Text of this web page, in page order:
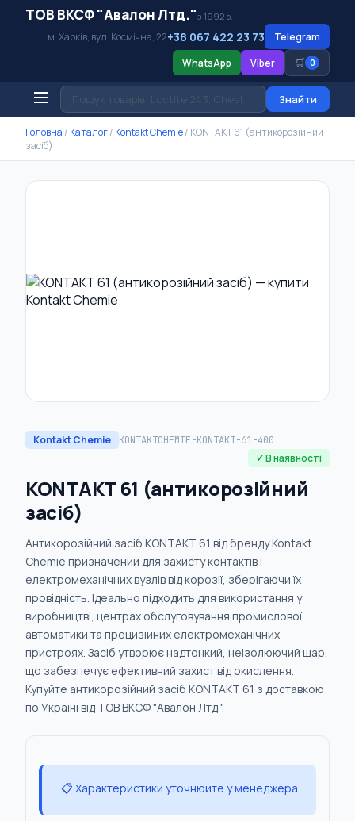
ТОВ ВКСФ "Авалон Лтд."з 1992 р.
м. Харків, вул. Космічна, 22+38 067 422 23 73
Telegram
WhatsApp
Viber 🛒 0
Знайти
Головна / Каталог/ Kontakt Chemie/ KONTAKT 61 (антикорозійний
засіб)
Kontakt Chemie KONTAKTCHEMIE-KONTAKT-61-400
✓ В наявності
KONTAKT 61 (антикорозійний
засіб)
Антикорозійний засіб KONTAKT 61 від бренду Kontakt
Chemie призначений для захисту контактів і
електромеханічних вузлів від корозії, зберігаючи їх
провідність. Ідеально підходить для використання у
виробництві, центрах обслуговування промислової
автоматики та прецизійних електромеханічних
пристроях. Засіб утворює надтонкий, неізолюючий шар,
що забезпечує ефективний захист від окислення.
Купуйте антикорозійний засіб KONTAKT 61 з доставкою
по Україні від ТОВ ВКСФ "Авалон Лтд.".
📋 Характеристики уточнюйте у менеджера